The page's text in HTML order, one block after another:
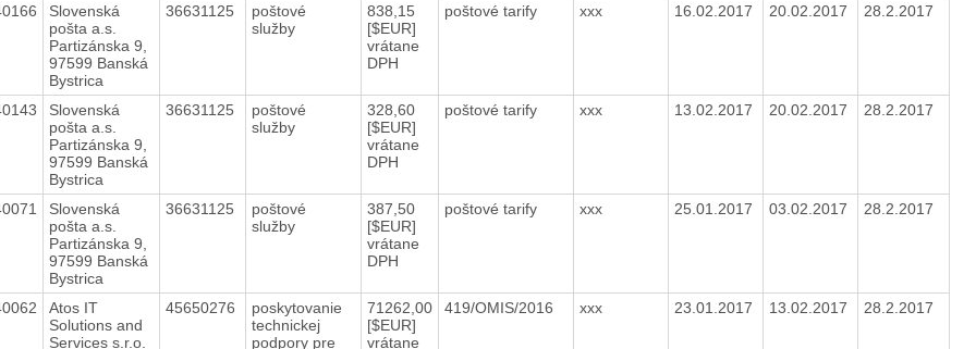
Slovenská
pošta a.s.
Partizánska 9,
97599 Banská
Bystrica
36631125
poštové
služby
838,15
[$EUR]
vrátane
DPH
poštové tarify xxx 16.02.2017 20.02.2017 28.2.2017
Slovenská
pošta a.s.
Partizánska 9,
97599 Banská
Bystrica
36631125
poštové
služby
328,60
[$EUR]
vrátane
DPH
poštové tarify xxx 13.02.2017 20.02.2017 28.2.2017
Slovenská
pošta a.s.
Partizánska 9,
97599 Banská
Bystrica
36631125
poštové
služby
387,50
[$EUR]
vrátane
DPH
poštové tarify xxx 25.01.2017 03.02.2017 28.2.2017
Atos IT
Solutions and
Services s.r.o.
45650276
poskytovanie
technickej
podpory pre
71262,00
[$EUR]
vrátane
419/OMIS/2016 xxx 23.01.2017 13.02.2017 28.2.2017